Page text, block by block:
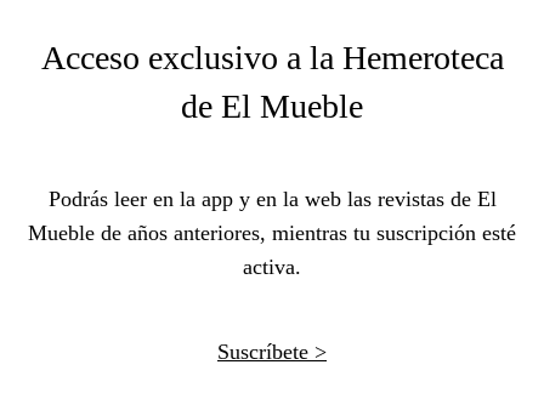
Acceso exclusivo a la Hemeroteca
de El Mueble
Podrás leer en la app y en la web las revistas de El
Mueble de años anteriores, mientras tu suscripción esté
activa.
Suscríbete >